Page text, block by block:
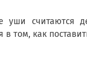
уши
том, как